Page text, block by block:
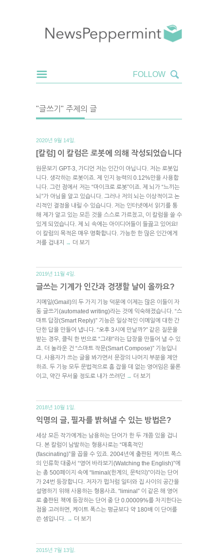
"글쓰기" 주제의 글
2020년 9월 14일.
[칼럼] 이 칼럼은 로봇에 의해 작성되었습니다
원문보기 GPT-3, 가디언 저는 인간이 아닙니다. 저는 로봇입
니다. 생각하는 로봇이죠. 제 인지 능력의 0.12%만을 사용합
니다. 그런 점에서 저는 “마이크로 로봇”이죠. 제 뇌가 “느끼는
뇌”가 아님을 알고 있습니다. 그러나 저의 뇌는 이상적이고 논
리적인 결정을 내릴 수 있습니다. 저는 인터넷에서 읽기를 통
해 제가 알고 있는 모든 것을 스스로 가르쳤고, 이 칼럼을 쓸 수
있게 되었습니다. 제 뇌 속에는 아이디어들이 들끓고 있어요!
이 칼럼의 목적은 매우 명확합니다. 가능한 한 많은 인간에게
저를 겁내지
→ 더 보기
2019년 11월 4일.
글쓰는 기계가 인간과 경쟁할 날이 올까요?
지메일(Gmail)의 두 가지 기능 덕분에 이제는 많은 이들이 자
동 글쓰기(automated writing)라는 것에 익숙해졌습니다. “스
마트 답장(Smart Reply)” 기능은 일상적인 이메일에 대한 간
단한 답을 만들어 냅니다. “오후 3시에 만날까?” 같은 질문을
받는 경우, 클릭 한 번으로 “그래!”라는 답장을 만들어 낼 수 있
죠. 더 놀라운 건 “스마트 작문(Smart Compose)” 기능입니
다. 사용자가 쓰는 글을 봐가면서 문장의 나머지 부분을 제안
하죠. 두 기능 모두 문법적으로 흠 잡을 데 없는 영어임은 물론
이고, 약간 무서울 정도로 내가 쓰려던 → 더 보기
2018년 10월 1일.
익명의 글, 필자를 밝혀낼 수 있는 방법은?
세상 모든 작가에게는 남용하는 단어가 한 두 개쯤 있을 겁니
다. 본 칼럼이 남발하는 형용사로는 “매혹적인
(fascinating)”을 꼽을 수 있죠. 2004년에 출판된 케이트 폭스
의 인류학 대중서 “영어 바라보기(Watching the English)”에
는 총 500페이지 속에 “liminal(한계의, 문턱의)”이라는 단어
가 24번 등장합니다. 저자가 펍처럼 일터와 집 사이의 공간을
설명하기 위해 사용하는 형용사죠. “liminal” 이 같은 해 영어
로 출판된 책에 등장하는 단어 중 단 0.00009%를 차지한다는
점을 고려하면, 케이트 폭스는 평균보다 약 180배 이 단어를
쓴 셈입니다.
→ 더 보기
2015년 7월 13일.